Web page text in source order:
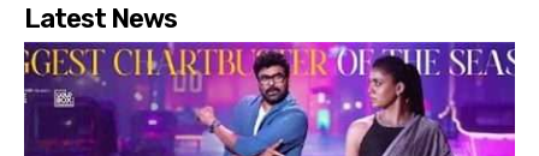
Latest News